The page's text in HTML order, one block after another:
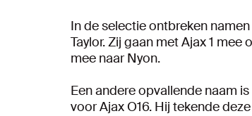
In de selectie ontbreken
Taylor. Zij gaan met Ajax 1
mee naar Nyon.
Een andere opvallende naam
voor Ajax O16. Hij tekende